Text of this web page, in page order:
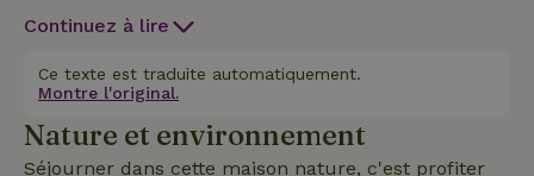
plus petits. Le chalet dispose de trois chambres
superposés et une avec un canapé-lit double). La
cuisine est bien équipée, avec un four à micro-
ondes combiné et un lave-vaisselle. Il y a deux
salles de bain, dont une avec un sauna. Il y a deux
Continuez à lire
Ce texte est traduite automatiquement.
Montre l'original.
Nature et environnement
Séjourner dans cette maison nature, c'est profiter